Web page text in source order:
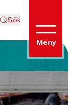
Sök
Meny